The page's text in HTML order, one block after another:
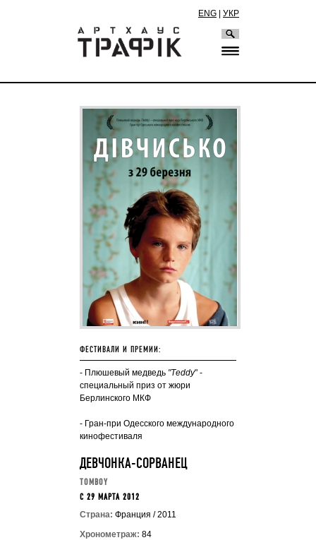
ENG УКР
ФЕСТИВАЛИ И ПРЕМИИ:
- Плюшевый медведь "Тeddy" -
специальный приз от жюри
Берлинского МКФ
- Гран-при Одесского международного
кинофестиваля
ДЕВЧОНКА-СОРВАНЕЦ
TOMBOY
C 29 МАРТА 2012
Страна: Франция / 2011
Хронометраж: 84